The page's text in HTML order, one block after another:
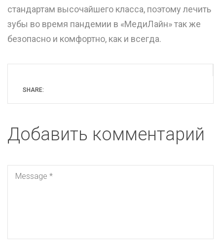
стандартам высочайшего класса, поэтому лечить
зубы во время пандемии в «МедиЛайн» так же
безопасно и комфортно, как и всегда.
SHARE:
Добавить комментарий